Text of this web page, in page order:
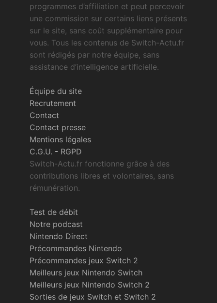
programmes d’affiliation et peut percevoir
une commission sur certains liens présents
sur le site, sans coût supplémentaire pour
vous. Tous les contenus de Switch-Actu.fr
sont rédigés par notre équipe, sans
assistance d’intelligence artificielle.
Équipe du site
Recrutement
Contact
Contact presse
Mentions légales
C.G.U. - RGPD
Switch-Actu.fr fonctionne grâce à des
contributions libres et volontaires, sans
rémunération.
Test de débit
Notre podcast
Nintendo Direct
Précommandes Nintendo
Précommandes jeux Switch 2
Meilleurs jeux Nintendo Switch
Meilleurs jeux Nintendo Switch 2
Sorties de jeux Switch et Switch 2